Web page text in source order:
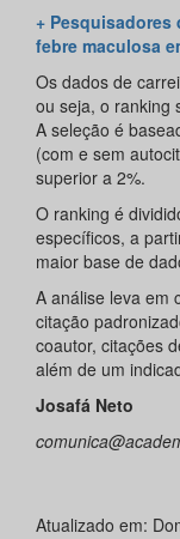
+ Pesquisadores
febre maculosa
Os dados de
ou seja, o ranking
A seleção é
(com e sem
superior a 2%.
O ranking é
específicos, a
maior base de
A análise leva em
citação
coautor, citações
além de um
Josafá Neto
Atualizado em: